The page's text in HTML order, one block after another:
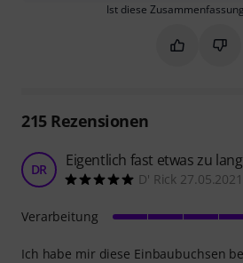
Ist diese
Markieren
215Rezensionen
DR Eigentlich fast etwas zu
D' Rick 27.05.2021
Ich habe mir diese Einbaubuchsen
Verarbeitung